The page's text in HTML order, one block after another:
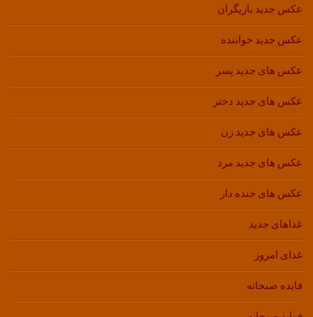
عکس جدید بازیگران
عکس جدید خواننده
عکس های جدید پسر
عکس های جدید دختر
عکس های جدید زن
عکس های جدید مرد
عکس های خنده دار
غذاهای جدید
غذای امروز
فایده صبحانه